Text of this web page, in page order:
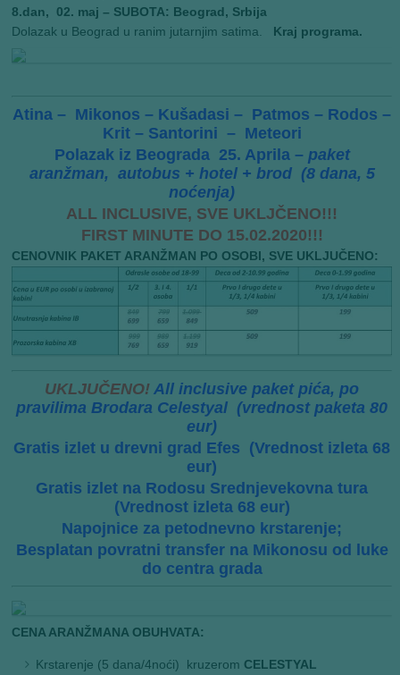
8.dan, 02. maj – SUBOTA: Beograd, Srbija
Dolazak u Beograd u ranim jutarnjim satima. Kraj programa.
Atina – Mikonos – Kušadasi – Patmos – Rodos –
Krit – Santorini – Meteori
Polazak iz Beograda 25. Aprila – paket
aranžman, autobus + hotel + brod (8 dana, 5
noćenja)
ALL INCLUSIVE, SVE UKLJČENO!!!
FIRST MINUTE DO 15.02.2020!!!
CENOVNIK PAKET ARANŽMAN PO OSOBI, SVE UKLJUČENO:
UKLJUČENO!All inclusive paket pića, po
pravilima Brodara Celestyal (vrednost paketa 80
eur)
Gratis izlet u drevni grad Efes (Vrednost izleta 68
eur)
Gratis izlet na Rodosu Srednjevekovna tura
(Vrednost izleta 68 eur)
Napojnice za petodnevno krstarenje;
Besplatan povratni transfer na Mikonosu od luke
do centra grada
CENA ARANŽMANA OBUHVATA:
Krstarenje (5 dana/4noći) kruzerom CELESTYAL